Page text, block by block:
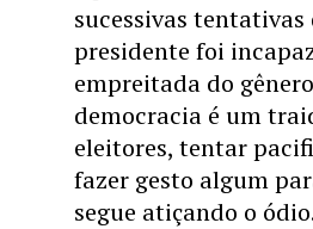
sucessivas
presidente foi
empreitada do
democracia é um
eleitores, tentar
fazer gesto algum
segue atiçando o